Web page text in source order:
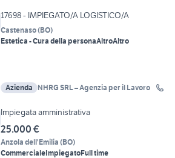
17698 - IMPIEGATO/A LOGISTICO/A
Castenaso(BO)
Estetica - Cura della personaAltroAltro
Azienda NHRG SRL – Agenzia per il Lavoro
Impiegata amministrativa
25.000 €
Anzola dell'Emilia (BO)
CommercialeImpiegatoFull time